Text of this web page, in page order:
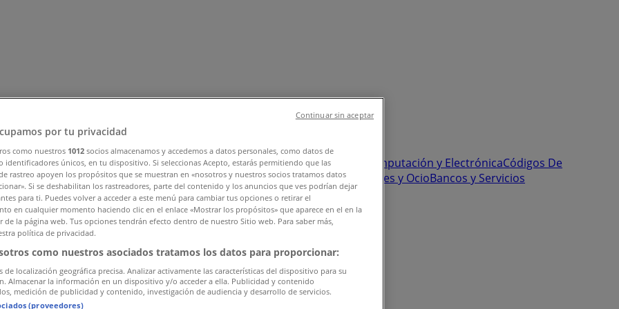
Zapatos y AccesoriosPerfumerías y BellezaFerretería y Construcción Computación y ElectrónicaCódigos De
y RepuestosDeporteJuguetes y NiñosRestaurantes y Pastelerías Viajes y OcioBancos y Servicios
por tu privacidad
como nuestros 1012 socios almacenamos y accedemos a datos personales, como datos de
identificadores únicos, en tu dispositivo. Si seleccionas Acepto, estarás permitiendo que las
rastreo apoyen los propósitos que se muestran en «nosotros y nuestros socios tratamos datos
Si se deshabilitan los rastreadores, parte del contenido y los anuncios que ves podrían dejar
para ti. Puedes volver a acceder a este menú para cambiar tus opciones o retirar el
en cualquier momento haciendo clic en el enlace «Mostrar los propósitos» que aparece en el en la
de la página web. Tus opciones tendrán efecto dentro de nuestro Sitio web. Para saber más,
política de privacidad.
como nuestros asociados tratamos los datos para proporcionar:
de localización geográfica precisa. Analizar activamente las características del dispositivo para su
Almacenar la información en un dispositivo y/o acceder a ella. Publicidad y contenido
medición de publicidad y contenido, investigación de audiencia y desarrollo de servicios.
(proveedores)
Continuar sin aceptar